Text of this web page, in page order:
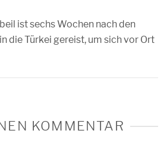
ist sechs Wochen nach den
die Türkei gereist, um sich vor Ort
KOMMENTAR